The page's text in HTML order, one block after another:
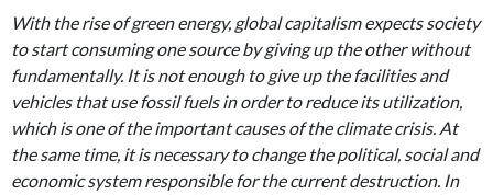
With the rise of green energy, global capitalism expects society
to start consuming one source by giving up the other without
fundamentally. It is not enough to give up the facilities and
vehicles that use fossil fuels in order to reduce its utilization,
which is one of the important causes of the climate crisis. At
the same time, it is necessary to change the political, social and
economic system responsible for the current destruction. In